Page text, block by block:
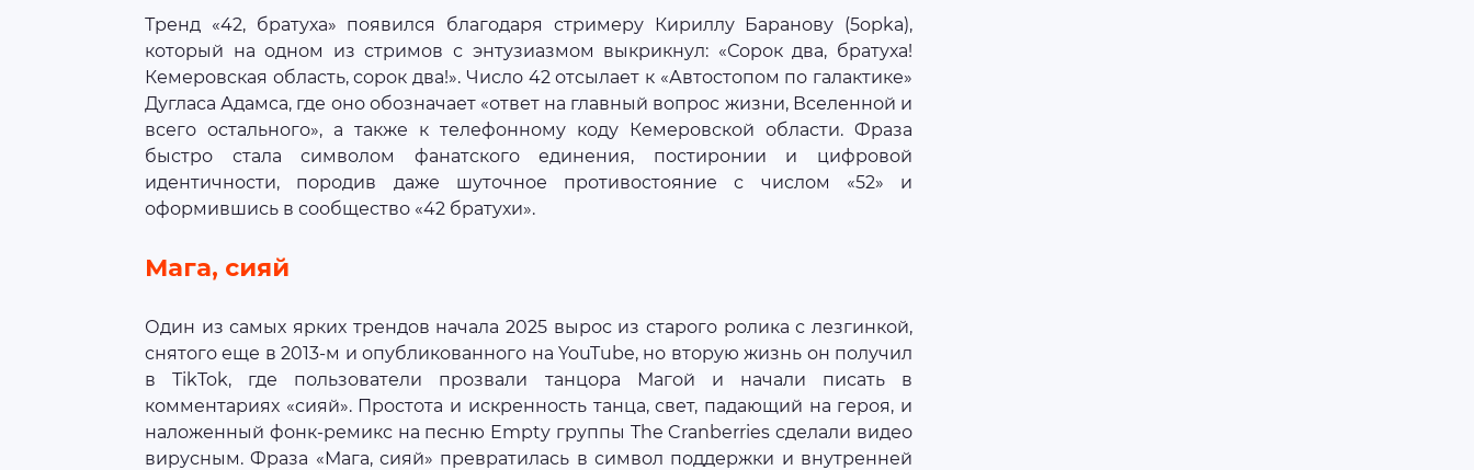
Тренд «42, братуха» появился благодаря стримеру Кириллу Баранову (5opka),
который на одном из стримов с энтузиазмом выкрикнул: «Сорок два, братуха!
Кемеровская область, сорок два!». Число 42 отсылает к «Автостопом по галактике»
Дугласа Адамса, где оно обозначает «ответ на главный вопрос жизни, Вселенной и
всего остального», а также к телефонному коду Кемеровской области. Фраза
быстро стала символом фанатского единения, постиронии и цифровой
идентичности, породив даже шуточное противостояние с числом «52» и
оформившись в сообщество «42 братухи».
Мага, сияй
Один из самых ярких трендов начала 2025 вырос из старого ролика с лезгинкой,
снятого еще в 2013‑м и опубликованного на YouTube, но вторую жизнь он получил
в TikTok, где пользователи прозвали танцора Магой и начали писать в
комментариях «сияй». Простота и искренность танца, свет, падающий на героя, и
наложенный фонк‑ремикс на песню Empty группы The Cranberries сделали видео
вирусным. Фраза «Мага, сияй» превратилась в символ поддержки и внутренней